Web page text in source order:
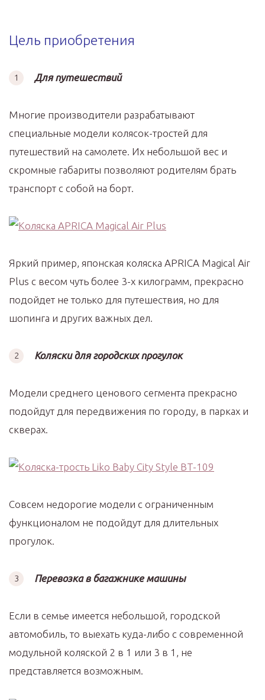
Цель приобретения
Для путешествий
Многие производители разрабатывают
специальные модели колясок-тростей для
путешествий на самолете. Их небольшой вес и
скромные габариты позволяют родителям брать
транспорт с собой на борт.
Яркий пример, японская коляска APRICA Magical Air
Plus с весом чуть более 3-х килограмм, прекрасно
подойдет не только для путешествия, но для
шопинга и других важных дел.
Коляски для городских прогулок
Модели среднего ценового сегмента прекрасно
подойдут для передвижения по городу, в парках и
скверах.
Совсем недорогие модели с ограниченным
функционалом не подойдут для длительных
прогулок.
Перевозка в багажнике машины
Если в семье имеется небольшой, городской
автомобиль, то выехать куда-либо с современной
модульной коляской 2 в 1 или 3 в 1, не
представляется возможным.